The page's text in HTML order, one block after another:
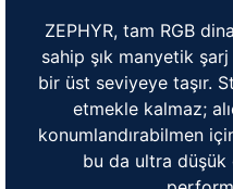
ZEPHYR, tam RGB
sahip şık manyetik
bir üst seviyeye taşır.
etmekle kalmaz;
konumlandırabilmen
bu da ultra düşük